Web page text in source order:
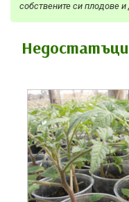
собствените си плодове и
Недостатъци